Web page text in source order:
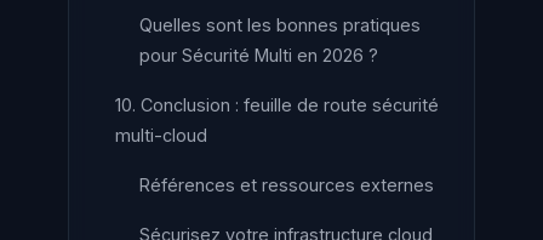
Quelles sont les bonnes pratiques
pour Sécurité Multi en 2026 ?
10. Conclusion : feuille de route sécurité
multi-cloud
Références et ressources externes
Sécurisez votre infrastructure cloud